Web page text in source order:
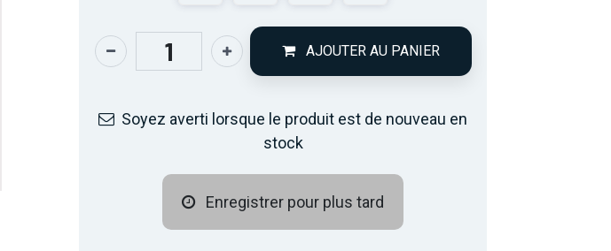
AJOUTER AU PANIER
Soyez averti lorsque le produit est de nouveau en
stock
Enregistrer pour plus tard